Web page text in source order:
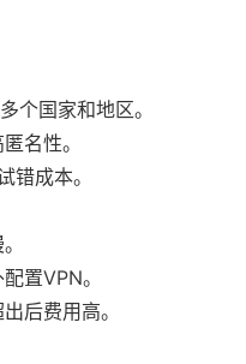
个国家和地区。
名性。
错成本。
置VPN。
后费用高。